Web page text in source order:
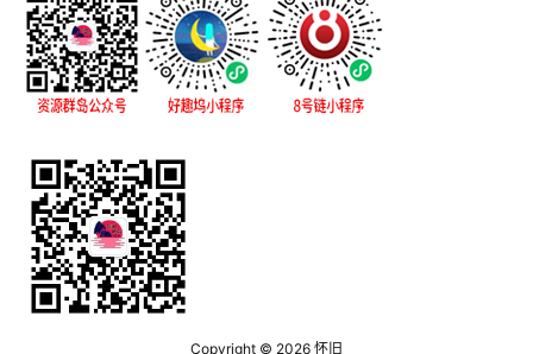
Copyright © 2026 怀旧